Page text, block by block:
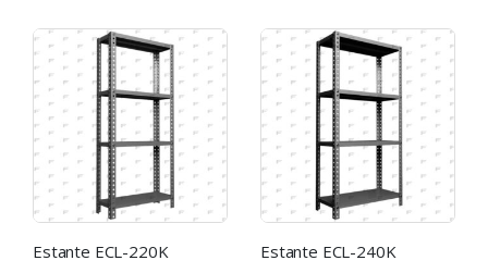
Estante ECL-220K Estante ECL-240K